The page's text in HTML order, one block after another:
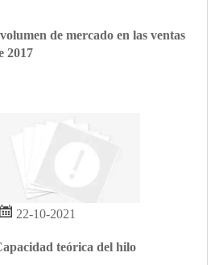
de mercado en las ventas
2017
 22-10-2021
teórica del hilo